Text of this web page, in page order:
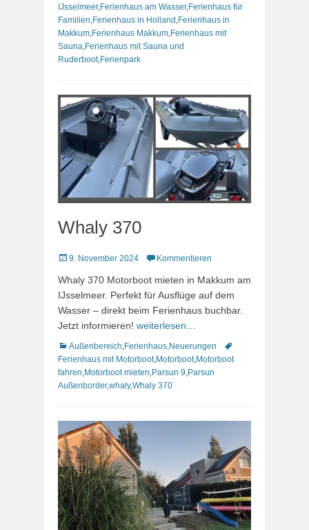
IJsselmeer, Ferienhaus am Wasser, Ferienhaus für
Familien Ferienhaus in Holland Ferienhaus in
Makkum Ferienhaus Makkum Ferienhaus mit
Sauna Ferienhaus mit Sauna und
Ruderboot, Ferienpark
Whaly 370
Veröffentlicht
9. November 2024 Kommentieren
Whaly 370 Motorboot mieten in Makkum am
IJsselmeer. Perfekt für Ausflüge auf dem
Wasser – direkt beim Ferienhaus buchbar.
Jetzt informieren! weiterlesen…
Kategorien
Außenbereich,Ferienhaus,Neuerungen
Schlagworte
Ferienhaus mit Motorboot,Motorboot,Motorboot
fahren,Motorboot mieten,Parsun 9,Parsun
Außenborder,whaly,Whaly 370